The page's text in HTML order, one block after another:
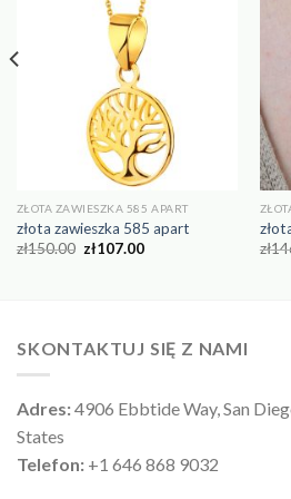
ZŁOTA ZAWIESZKA 585 APART
złota zawieszka 585 apart
zł150.00 zł107.00
zł
SKONTAKTUJ SIĘ Z NAMI
Adres:4906 Ebbtide Way, San
States
Telefon: +1 646 868 9032